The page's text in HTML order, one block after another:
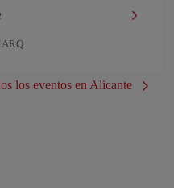
los eventos en Alicante